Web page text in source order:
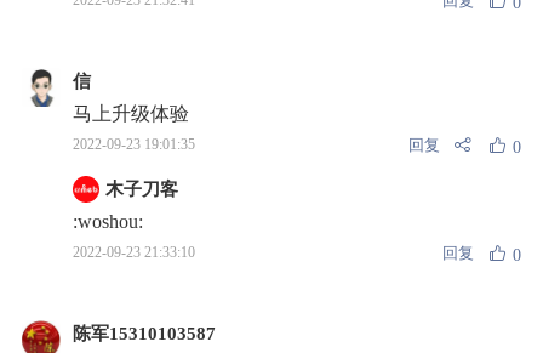
信
马上升级体验
2022-09-23 19:01:35 回复 0
木子刀客
:woshou:
2022-09-23 21:33:10 回复 0
陈军15310103587